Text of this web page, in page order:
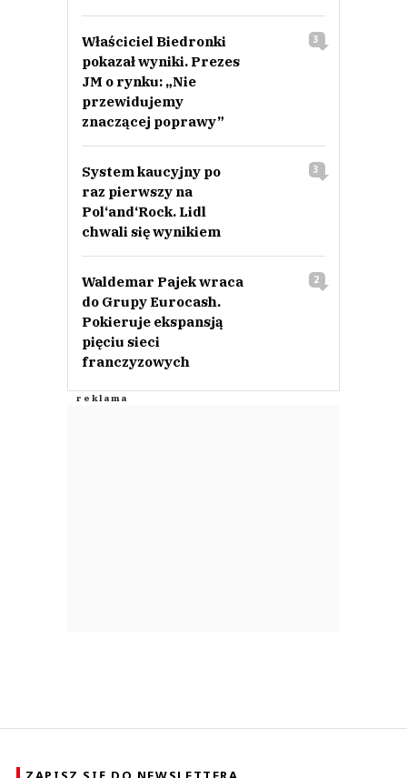
Właściciel Biedronki
pokazał wyniki. Prezes
JM o rynku: „Nie
przewidujemy
znaczącej poprawy”
3
System kaucyjny po
raz pierwszy na
Pol‘and‘Rock. Lidl
chwali się wynikiem
3
Waldemar Pajek wraca
do Grupy Eurocash.
Pokieruje ekspansją
pięciu sieci
franczyzowych
2